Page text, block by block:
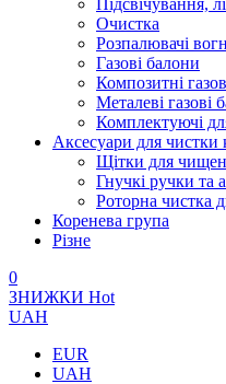
Очистка
Розпалювачі
Газові балони
Композитні
Металеві газові
Комплектуючі
Аксесуари для чистки
Щітки для
Гнучкі ручки та
Роторна чистка
Коренева група
Різне
0
ЗНИЖКИ Hot
UAH
EUR
UAH